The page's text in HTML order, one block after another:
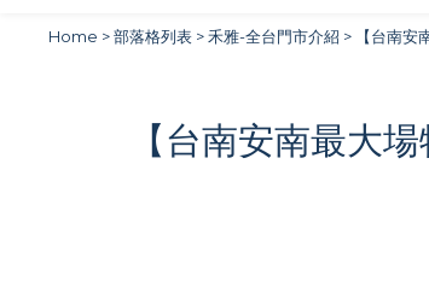
Home >部落格列表 >禾雅-全台門市介紹 > 【台南
【台南安南最大